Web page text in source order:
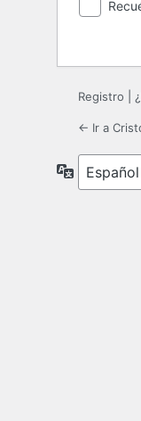
Registro
← Ir a
Idioma